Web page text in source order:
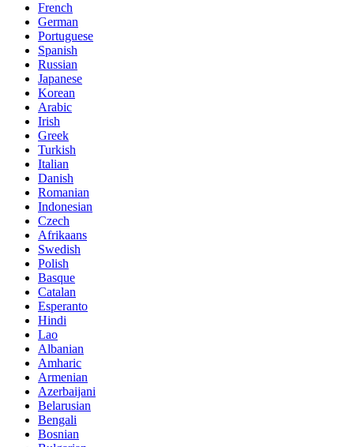
French
German
Portuguese
Spanish
Russian
Japanese
Korean
Arabic
Irish
Greek
Turkish
Italian
Danish
Romanian
Indonesian
Czech
Afrikaans
Swedish
Polish
Basque
Catalan
Esperanto
Hindi
Lao
Albanian
Amharic
Armenian
Azerbaijani
Belarusian
Bengali
Bosnian